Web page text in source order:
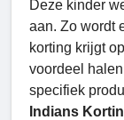
Deze kinder
aan. Zo wordt
korting krijgt
voordeel
specifiek
Indians